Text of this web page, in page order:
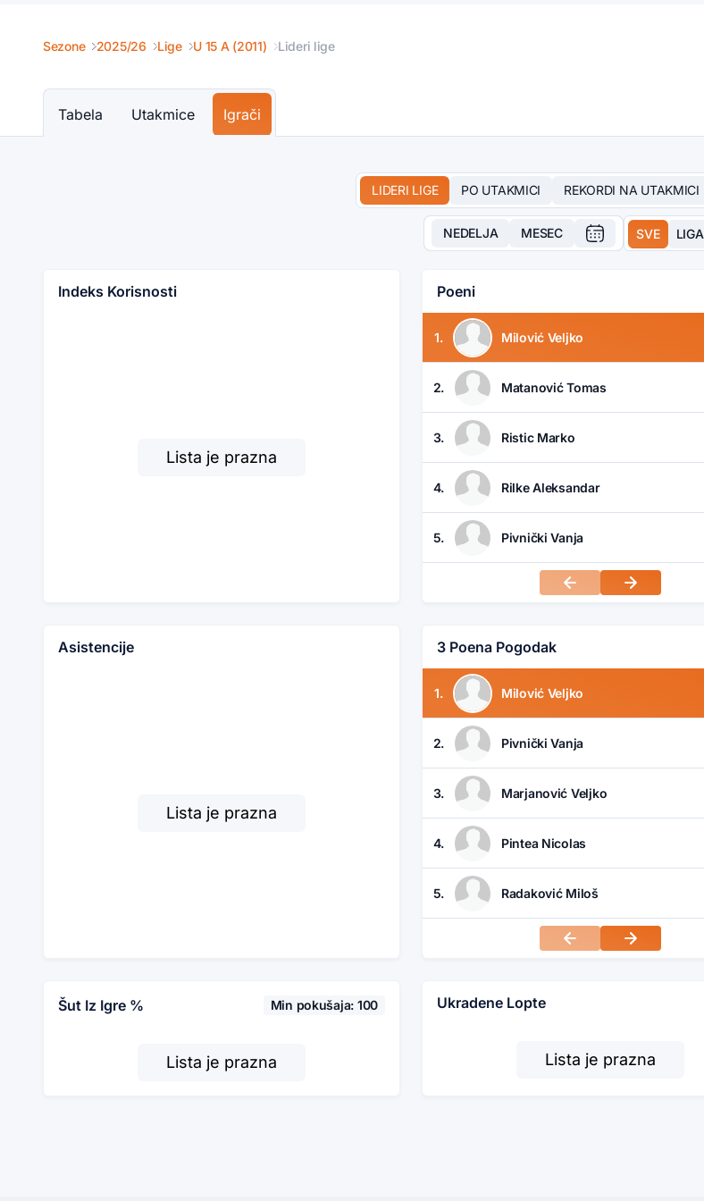
Sezone 2025/26 Lige U 15 A (2011) Lideri lige
Tabela Utakmice Igrači
LIDERI LIGE PO UTAKMICI REKORDI NA UTAKMICI
NEDELJA MESEC SVE LIGA
Indeks Korisnosti
Lista je prazna
Poeni
1. Milović Veljko
2. Matanović Tomas
3. Ristic Marko
4. Rilke Aleksandar
5. Pivnički Vanja
Asistencije
Lista je prazna
3 Poena Pogodak
1. Milović Veljko
2. Pivnički Vanja
3. Marjanović Veljko
4. Pintea Nicolas
5. Radaković Miloš
Šut Iz Igre % Min pokušaja: 100
Lista je prazna
Ukradene Lopte
Lista je prazna